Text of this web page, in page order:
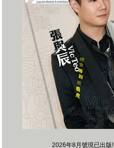
2026年8月號現已出版!